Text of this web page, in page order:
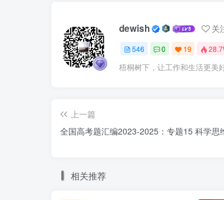
一切从实际出发，而非从“理念”出
指导人们进行新的分析，③错误。
2.（2025·浙江·高考真题1月，
A.不积跬步，无以至千里；不积
C.学而不思则罔，思而不学则殆
dewish 关
546 0 19
梧桐树下，让工作和生活更美
上一篇
全国高考题汇编2023-2025：专题15 科学思
相关推荐